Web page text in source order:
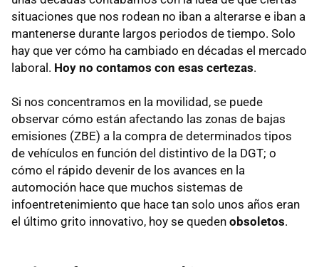
situaciones que nos rodean no iban a alterarse e iban a
mantenerse durante largos periodos de tiempo. Solo
hay que ver cómo ha cambiado en décadas el mercado
laboral. Hoy no contamos con esas certezas.
Si nos concentramos en la movilidad, se puede
observar cómo están afectando las zonas de bajas
emisiones (ZBE) a la compra de determinados tipos
de vehículos en función del distintivo de la DGT; o
cómo el rápido devenir de los avances en la
automoción hace que muchos sistemas de
infoentretenimiento que hace tan solo unos años eran
el último grito innovativo, hoy se queden obsoletos.